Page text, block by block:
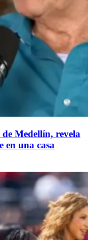
Medellín, revela
en una casa